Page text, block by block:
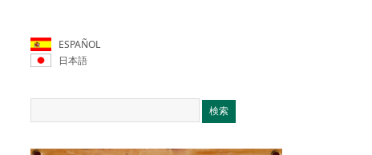
ESPAÑOL
日本語